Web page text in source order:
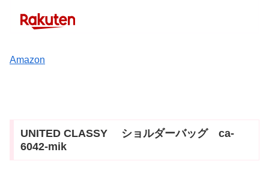
Amazon
UNITED CLASSY ショルダーバッグ ca-
6042-mik